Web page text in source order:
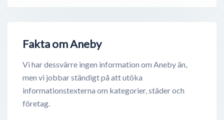
Fakta om Aneby
Vi har dessvärre ingen information om Aneby än,
men vi jobbar ständigt på att utöka
informationstexterna om kategorier, städer och
företag.